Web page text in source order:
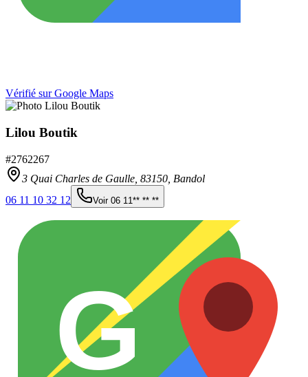
Vérifié sur Google Maps
Lilou Boutik
#2762267
3 Quai Charles de Gaulle, 83150 Bandol
06 11 10 32 12
Voir 06 11** ** **
G